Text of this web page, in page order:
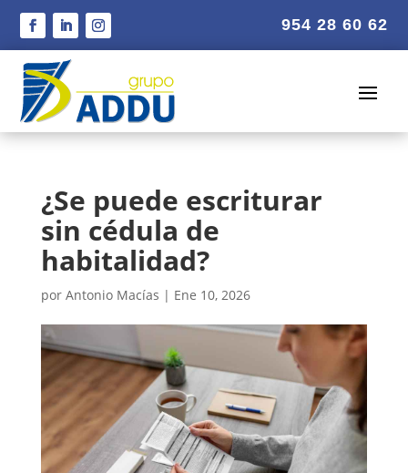
954 28 60 62
¿Se puede escriturar
sin cédula de
habitalidad?
por Antonio Macías | Ene 10, 2026